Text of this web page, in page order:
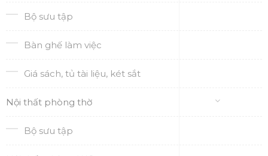
Bộ sưu tập
Bàn ghế làm việc
Giá sách, tủ tài liệu, két sắt
Nội thất phòng thờ
Bộ sưu tập